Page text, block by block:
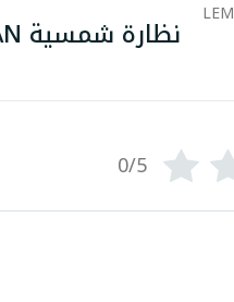
نظارة شمسية LEMILAN
0/5